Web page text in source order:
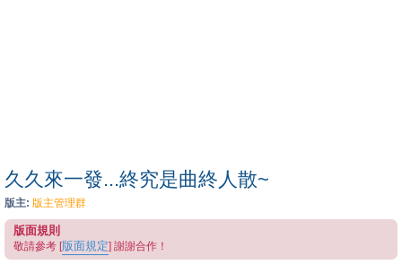
久久來一發...終究是曲終人散~
版主: 版主管理群
版面規則
敬請參考 [版面規定] 謝謝合作！